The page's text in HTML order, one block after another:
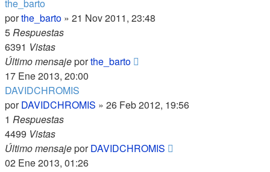
the_barto
porthe_barto » 21 Nov 2011, 23:48
5Respuestas
6391 Vistas
Último mensajeporthe_barto
17 Ene 2013, 20:00
DAVIDCHROMIS
porDAVIDCHROMIS » 26 Feb 2012, 19:56
1 Respuestas
4499 Vistas
Último mensajeporDAVIDCHROMIS
02 Ene 2013, 01:26